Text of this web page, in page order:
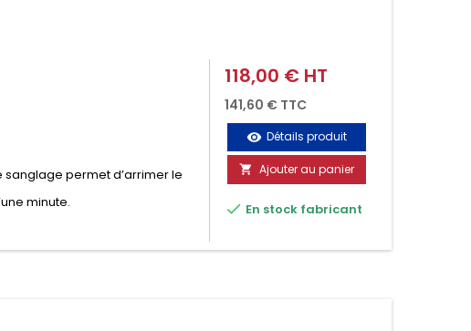
permet d’arrimer le
minute.
Prix
118,00 € HT
141,60 € TTC
visibility Détails produit
 Ajouter au panier
 En stock fabricant